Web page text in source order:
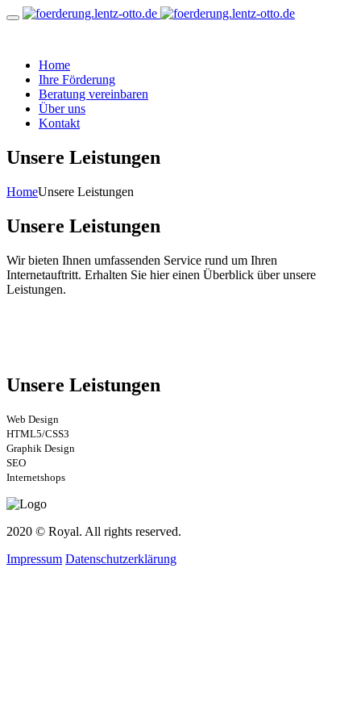
Home
Ihre Förderung
Beratung vereinbaren
Über uns
Kontakt
Unsere Leistungen
HomeUnsere Leistungen
Unsere Leistungen
Wir bieten Ihnen umfassenden Service rund um Ihren
Internetauftritt. Erhalten Sie hier einen Überblick über unsere
Leistungen.
Unsere Leistungen
Web Design
HTML5/CSS3
Graphik Design
SEO
Internetshops
2020 © Royal. All rights reserved.
Impressum Datenschutzerklärung